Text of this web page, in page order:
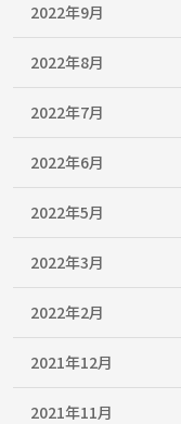
2022年9月
2022年8月
2022年7月
2022年6月
2022年5月
2022年3月
2022年2月
2021年12月
2021年11月